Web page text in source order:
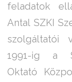
feladatok
Antal SZKI
szolgáltatói
1991-ig a
Oktató